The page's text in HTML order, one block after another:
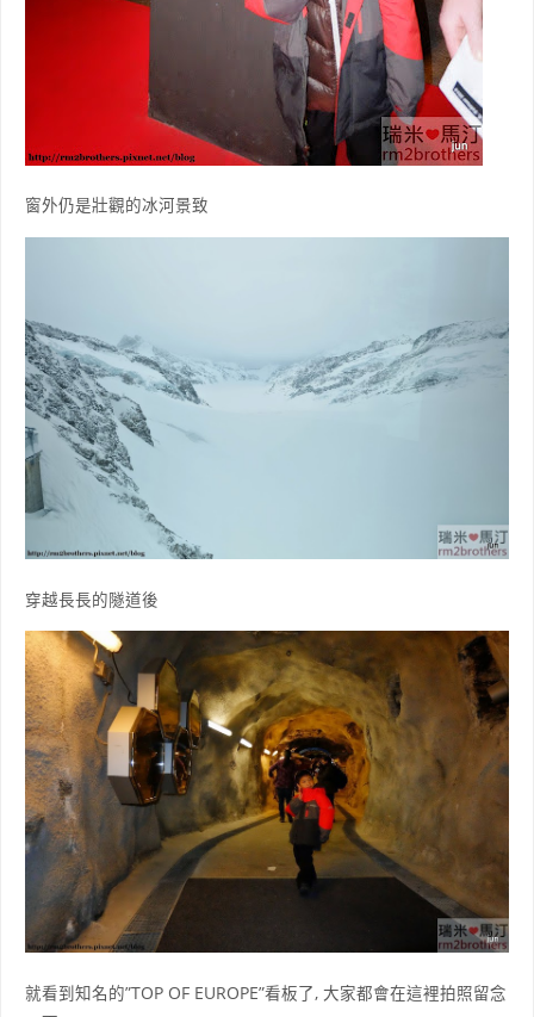
窗外仍是壯觀的冰河景致
穿越長長的隧道後
就看到知名的”TOP OF EUROPE”看板了, 大家都會在這裡拍照留念